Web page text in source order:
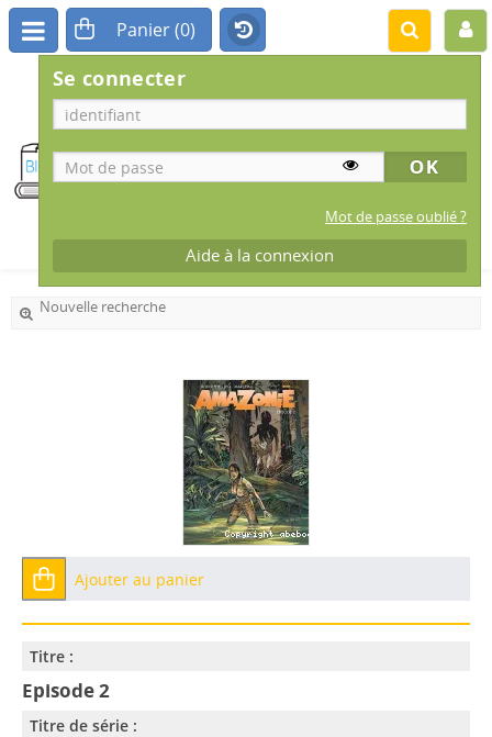
BIBLIOTHÈQUE
MUNICIPALE
Se connecter
Mot de passe oublié ?
Aide à la connexion
Nouvelle recherche
Ajouter au panier
Titre :
Episode 2
Titre de série :